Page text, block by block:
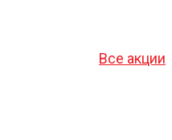
Все акции